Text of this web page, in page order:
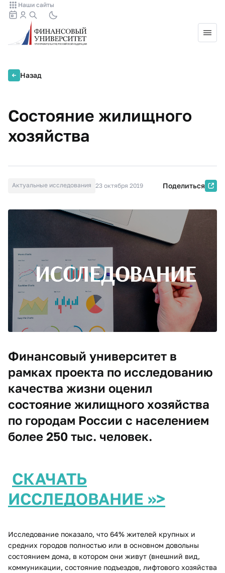
Наши сайты
Назад
Состояние жилищного
хозяйства
Актуальные исследования 23 октября 2019 Поделиться
Финансовый университет в
рамках проекта по исследованию
качества жизни оценил
состояние жилищного хозяйства
по городам России с населением
более 250 тыс. человек.
СКАЧАТЬ
ИССЛЕДОВАНИЕ >>>
Исследование показало, что 64% жителей крупных и
средних городов полностью или в основном довольны
состоянием дома, в котором они живут (внешний вид,
коммуникации, состояние подъездов, лифтового хозяйства